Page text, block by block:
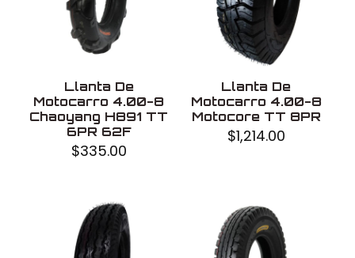
Llanta De
Motocarro 4.00-8
Chaoyang H891 TT
6PR 62F
$335.00
Llanta De
Motocarro 4.00-8
Motocore TT 8PR
$1,214.00